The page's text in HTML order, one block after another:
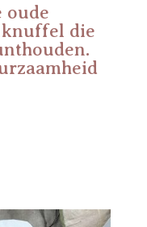
oude
knuffel die